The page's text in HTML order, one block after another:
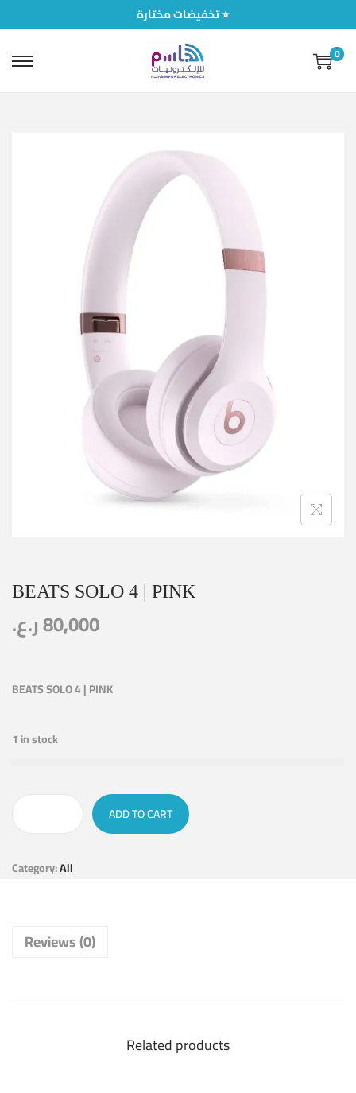
تخفيضات مختارة ⭐
0
BEATS SOLO 4 | PINK
80,000ر.ع.
BEATS SOLO 4 | PINK
1 in stock
ADD TO CART
Category:All
Reviews (0)
Related products